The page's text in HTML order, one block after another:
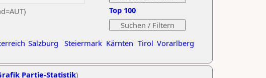
Salzburg Steiermark Kärnten Tirol Vorarlberg
Top 100
Partie-Statistik)